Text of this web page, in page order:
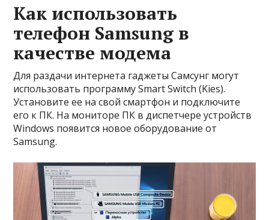
Как использовать
телефон Samsung в
качестве модема
Для раздачи интернета гаджеты Самсунг могут
использовать программу Smart Switch (Kies).
Установите ее на свой смартфон и подключите
его к ПК. На мониторе ПК в диспетчере устройств
Windows появится новое оборудование от
Samsung.